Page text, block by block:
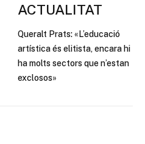
ACTUALITAT
Queralt Prats: «L’educació
artística és elitista, encara hi
ha molts sectors que n’estan
exclosos»